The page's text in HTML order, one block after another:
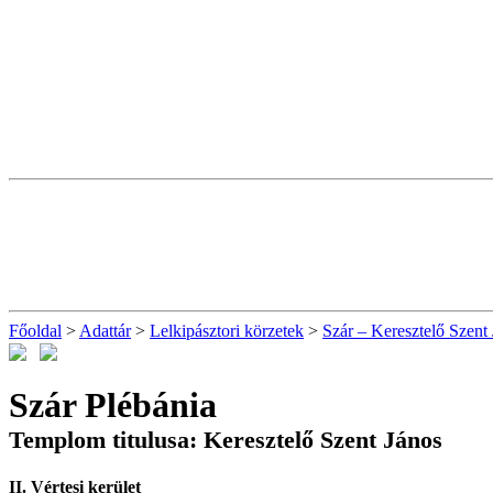
Főoldal > Adattár> Lelkipásztori körzetek > Szár – Keresztelő Szent
Szár Plébánia
Templom titulusa: Keresztelő Szent János
II. Vértesi kerület